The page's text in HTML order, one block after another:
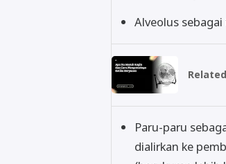
Alveolus
Paru-paru
dialirkan ke